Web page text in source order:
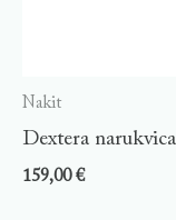
Nakit
Dextera
159,00€